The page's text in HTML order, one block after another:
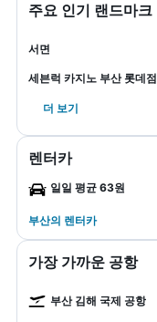
주요 인기 랜드마크
서면
세븐럭 카지노 부산 롯데점
더 보기
렌터카
일일 평균 63원
부산​의 렌터카
가장 가까운 공항
부산 김해 국제 공항